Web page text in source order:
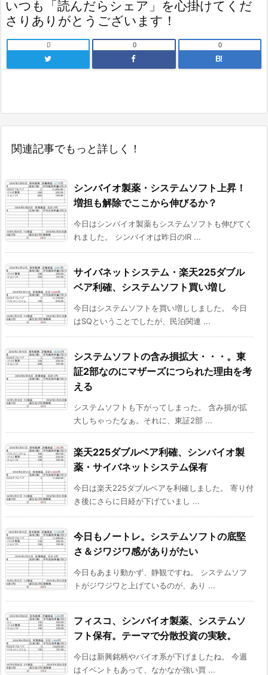
いつも「読んだらシェア」を心掛けてくだ
さりありがとうございます！
 0
B!
0
関連記事でもっと詳しく！
シンバイオ製薬・システムソフト上昇！
増担も解除でここから伸びるか？
今日はシンバイオ製薬もシステムソフトも伸びてく
れました。 シンバイオは昨日のIR ...
サイバネットシステム・楽天225ダブル
ベア利確、システムソフト買い増し
今日はシステムソフトを買い増ししました。 今日
はSQということでしたが、民泊関連 ...
システムソフトの含み損拡大・・・。東
証2部なのにマザーズにつられた理由を考
える
システムソフトも下がってしまった。 含み損が拡
大しちゃったなぁ。それに、東証2部 ...
楽天225ダブルベア利確、シンバイオ製
薬・サイバネットシステム保有
今日は楽天225ダブルベアを利確しました。 寄り付
き後にさらに日経が下げていまし ...
今日もノートレ。システムソフトの底堅
さ＆ジワジワ感がありがたい
今日もあまり動かず、静観ですね。 システムソフ
トがジワジワと上げているのが、あり ...
フィスコ、シンバイオ製薬、システムソ
フト保有。テーマで分散投資の実験。
今日は新興銘柄やバイオ系が下げましたね。 今週
はイベントもあって、なかなか強い買 ...